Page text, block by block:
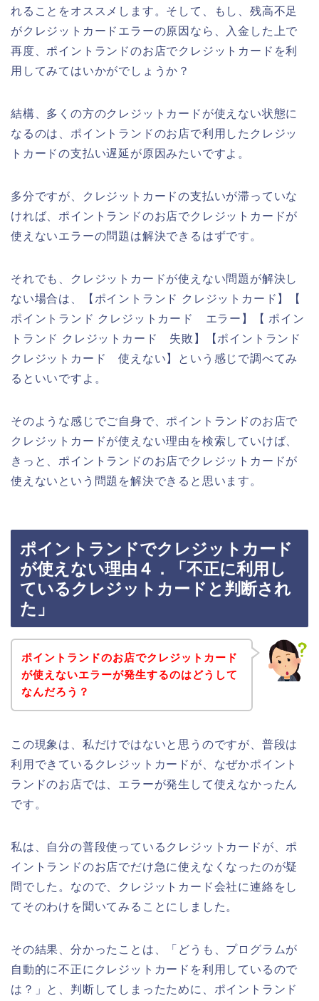
れることをオススメします。そして、もし、残高不足
がクレジットカードエラーの原因なら、入金した上で
再度、ポイントランドのお店でクレジットカードを利
用してみてはいかがでしょうか？
結構、多くの方のクレジットカードが使えない状態に
なるのは、ポイントランドのお店で利用したクレジッ
トカードの支払い遅延が原因みたいですよ。
多分ですが、クレジットカードの支払いが滞っていな
ければ、ポイントランドのお店でクレジットカードが
使えないエラーの問題は解決できるはずです。
それでも、クレジットカードが使えない問題が解決し
ない場合は、【ポイントランド クレジットカード】【
ポイントランド クレジットカード エラー】【 ポイン
トランド クレジットカード 失敗】【ポイントランド
クレジットカード 使えない】という感じで調べてみ
るといいですよ。
そのような感じでご自身で、ポイントランドのお店で
クレジットカードが使えない理由を検索していけば、
きっと、ポイントランドのお店でクレジットカードが
使えないという問題を解決できると思います。
ポイントランドでクレジットカード
が使えない理由４．「不正に利用し
ているクレジットカードと判断され
た」
ポイントランドのお店でクレジットカード
が使えないエラーが発生するのはどうして
なんだろう？
この現象は、私だけではないと思うのですが、普段は
利用できているクレジットカードが、なぜかポイント
ランドのお店では、エラーが発生して使えなかったん
です。
私は、自分の普段使っているクレジットカードが、ポ
イントランドのお店でだけ急に使えなくなったのが疑
問でした。なので、クレジットカード会社に連絡をし
てそのわけを聞いてみることにしました。
その結果、分かったことは、「どうも、プログラムが
自動的に不正にクレジットカードを利用しているので
は？」と、判断してしまったために、ポイントランド